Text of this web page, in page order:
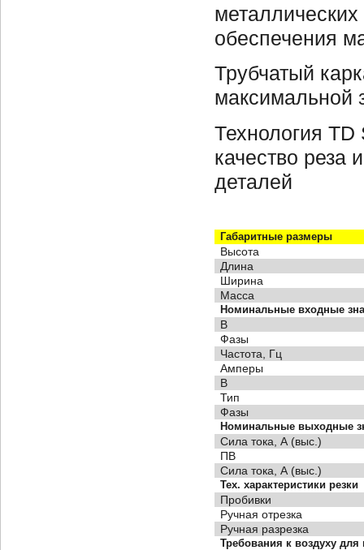
обеспечения
Трубчатый
максимальной
Технология
качество реза
деталей
Габаритные размеры
Высота
Длина
Ширина
Масса
Номинальные входные
В
Фазы
Частота, Гц
Амперы
В
Тип
Фазы
Номинальные выходные
Сила тока, А (выс.)
ПВ
Сила тока, А (выс.)
Тех. характеристики резки
Пробивки
Ручная отрезка
Ручная разрезка
Требования к воздуху для